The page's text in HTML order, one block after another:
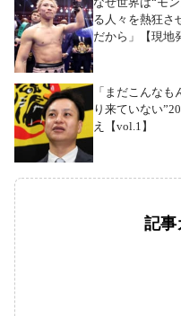
る人々を熱狂さ
だから」【現地
「まだこんな
り来ていない
え【vol.1】
記事